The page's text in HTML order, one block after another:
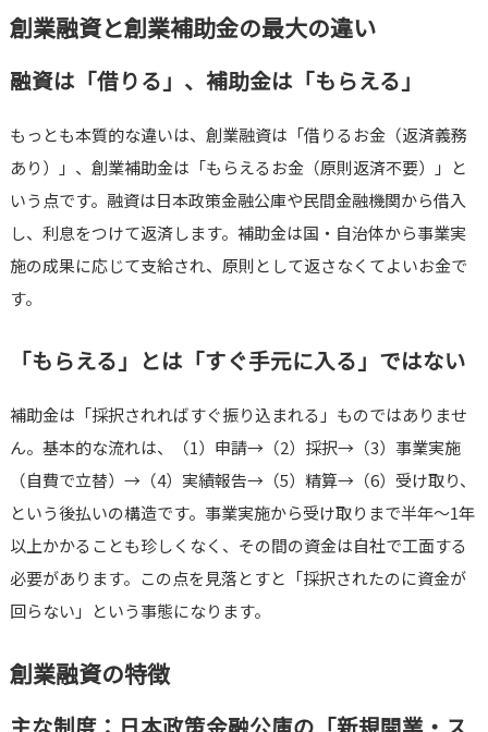
創業融資と創業補助金の最大の違い
融資は「借りる」、補助金は「もらえる」
もっとも本質的な違いは、創業融資は「借りるお金（返済義務
あり）」、創業補助金は「もらえるお金（原則返済不要）」と
いう点です。融資は日本政策金融公庫や民間金融機関から借入
し、利息をつけて返済します。補助金は国・自治体から事業実
施の成果に応じて支給され、原則として返さなくてよいお金で
す。
「もらえる」とは「すぐ手元に入る」ではない
補助金は「採択されればすぐ振り込まれる」ものではありませ
ん。基本的な流れは、（1）申請→（2）採択→（3）事業実施
（自費で立替）→（4）実績報告→（5）精算→（6）受け取り、
という後払いの構造です。事業実施から受け取りまで半年〜1年
以上かかることも珍しくなく、その間の資金は自社で工面する
必要があります。この点を見落とすと「採択されたのに資金が
回らない」という事態になります。
創業融資の特徴